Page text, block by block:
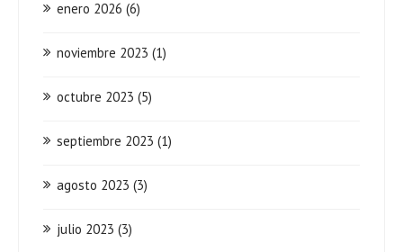
enero 2026 (6)
noviembre 2023 (1)
octubre 2023 (5)
septiembre 2023 (1)
agosto 2023 (3)
julio 2023 (3)